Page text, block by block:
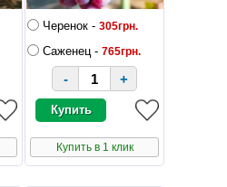
Черенок - 305грн.
Саженец - 765грн.
- +
Купить в 1 клик